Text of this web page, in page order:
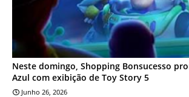
Neste domingo, Shopping Bonsucesso
Azul com exibição de Toy Story 5
Junho 26, 2026